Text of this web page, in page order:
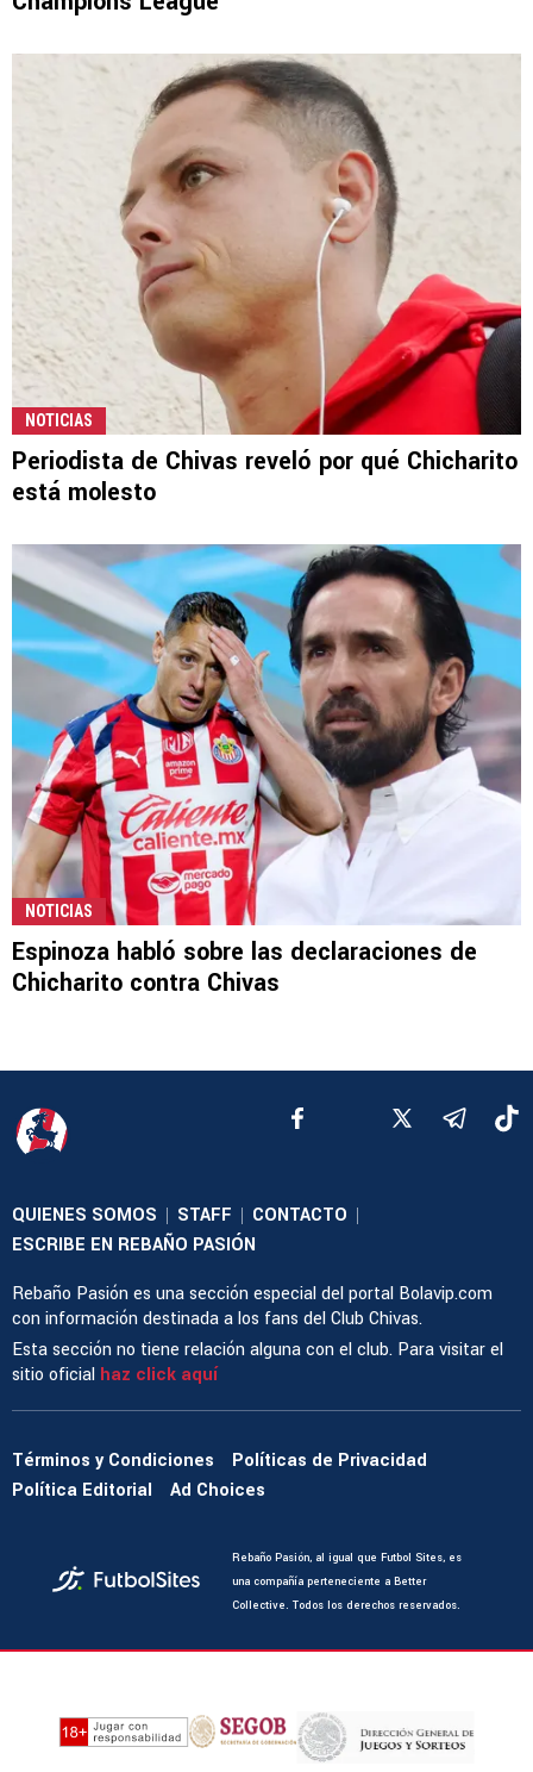
NOTICIAS
Periodista de Chivas reveló por qué Chicharito
está molesto
NOTICIAS
Espinoza habló sobre las declaraciones de
Chicharito contra Chivas
QUIENES SOMOS STAFF CONTACTO
ESCRIBE EN REBAÑO PASIÓN
Rebaño Pasión es una sección especial del portal Bolavip.com
con información destinada a los fans del Club Chivas.
Esta sección no tiene relación alguna con el club. Para visitar el
sitio oficial haz click aquí
Términos y Condiciones
Políticas de Privacidad
Política Editorial
Ad Choices
Rebaño Pasión, al igual que Futbol Sites, es
una compañía perteneciente a Better
Collective. Todos los derechos reservados.